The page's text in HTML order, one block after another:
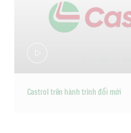
Castrol trên hành trình đổi mới